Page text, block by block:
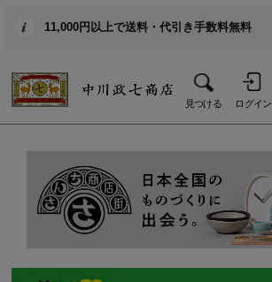
11,000円以上で送料・代引き手数料無料
見つける ログイン